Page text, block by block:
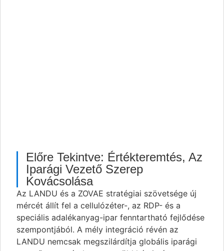
Előre Tekintve: Értékteremtés, Az
Iparági Vezető Szerep
Kovácsolása
Az LANDU és a ZOVAE stratégiai szövetsége új
mércét állít fel a cellulózéter-, az RDP- és a
speciális adalékanyag-ipar fenntartható fejlődése
szempontjából. A mély integráció révén az
LANDU nemcsak megszilárdítja globális iparági